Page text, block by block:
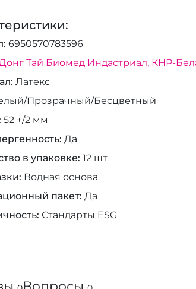
6950570783596
Тай Биомед Индастриал, КНР-
Латекс
Прозрачный/Бесцветный
52 +/2 мм
Да
в упаковке 12 шт
Водная основа
пакет Да
Стандарты ESG